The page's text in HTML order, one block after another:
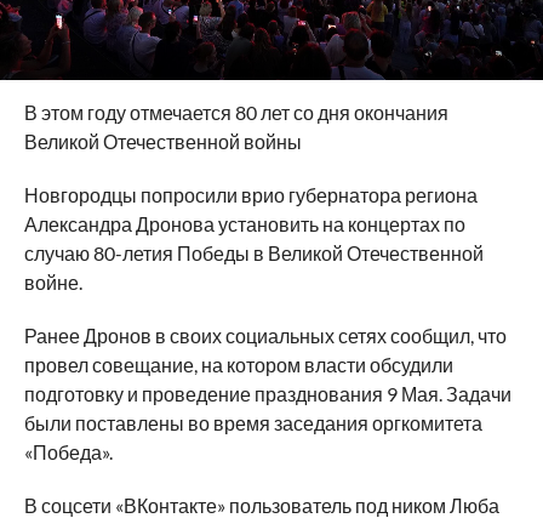
В этом году отмечается 80 лет со дня окончания
Великой Отечественной войны
Новгородцы попросили врио губернатора региона
Александра Дронова установить на концертах по
случаю 80-летия Победы в Великой Отечественной
войне.
Ранее Дронов в своих социальных сетях сообщил, что
провел совещание, на котором власти обсудили
подготовку и проведение празднования 9 Мая. Задачи
были поставлены во время заседания оргкомитета
«Победа».
В соцсети «ВКонтакте» пользователь под ником Люба